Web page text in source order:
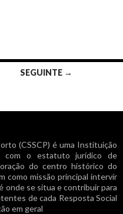
SEGUINTE →
(CSSCP) é uma Instituição
com o estatuto jurídico de
do centro histórico do
como missão principal intervir
onde se situa e contribuir para
de cada Resposta Social
em geral